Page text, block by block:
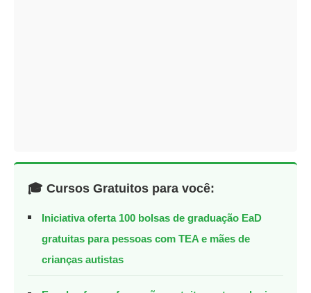
🎓 Cursos Gratuitos para você:
Iniciativa oferta 100 bolsas de graduação EaD
gratuitas para pessoas com TEA e mães de
crianças autistas